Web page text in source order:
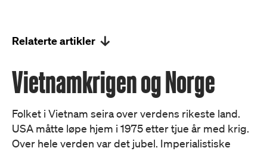
Relaterte artikler
Vietnamkrigen og Norge
Folket i Vietnam seira over verdens rikeste land.
USA måtte løpe hjem i 1975 etter tjue år med krig.
Over hele verden var det jubel. Imperialistiske